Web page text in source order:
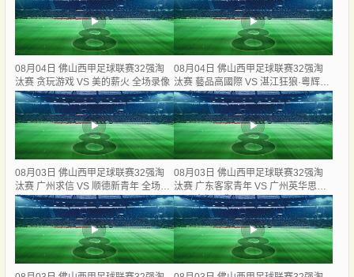
08月04日 佛山西甲足球联赛32强淘
汰赛 贪玩游戏 VS 美的薪火 全场录像
08月04日 佛山西甲足球联赛32强淘
汰赛 藝品高國際 VS 湛江狂狼·粵辉能
源 全场录像
08月03日 佛山西甲足球联赛32强淘
汰赛 广州求信 VS 顺德新青年 全场录
像
08月03日 佛山西甲足球联赛32强淘
汰赛 广东客家青年 VS 广州英华思力
U17 全场录像